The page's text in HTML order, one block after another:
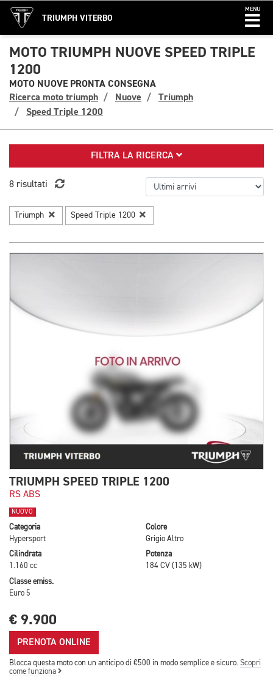
TRIUMPH VITERBO
MENU
MOTO TRIUMPH NUOVE SPEED TRIPLE
1200
MOTO NUOVE PRONTA CONSEGNA
Ricerca moto triumph
Nuove
Triumph
Speed Triple 1200
FILTRA LA RICERCA
8 risultati
Triumph Speed Triple 1200
TRIUMPH SPEED TRIPLE 1200
RS ABS
NUOVO
Categoria
Hypersport
Colore
Grigio Altro
Cilindrata
1.160 cc
Potenza
184 CV (135 kW)
Classe emiss.
Euro 5
€ 9.900
PRENOTA ONLINE
Blocca questa moto con un anticipo di €500 in modo semplice e sicuro. Scopri
come funziona